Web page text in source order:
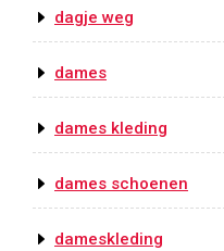
dagje weg
dames
dames kleding
dames schoenen
dameskleding